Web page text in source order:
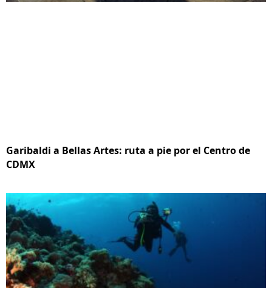
Garibaldi a Bellas Artes: ruta a pie por el Centro de
CDMX